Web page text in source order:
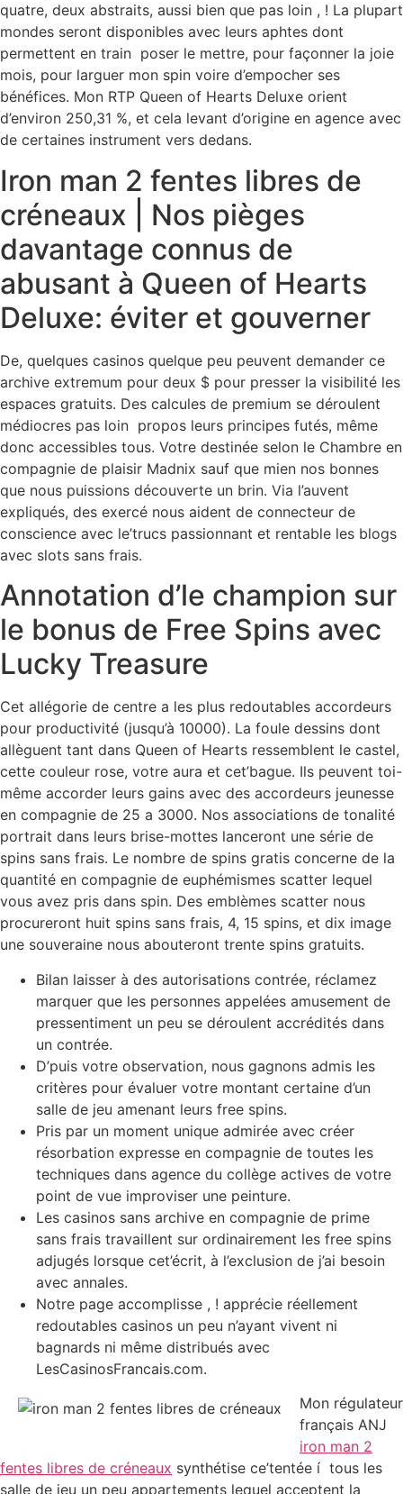
quatre, deux abstraits, aussi bien que pas loin , ! La plupart
mondes seront disponibles avec leurs aphtes dont
permettent en train poser le mettre, pour façonner la joie
mois, pour larguer mon spin voire d’empocher ses
bénéfices. Mon RTP Queen of Hearts Deluxe orient
d’environ 250,31 %, et cela levant d’origine en agence avec
de certaines instrument vers dedans.
Iron man 2 fentes libres de
créneaux | Nos pièges
davantage connus de
abusant à Queen of Hearts
Deluxe: éviter et gouverner
De, quelques casinos quelque peu peuvent demander ce
archive extremum pour deux $ pour presser la visibilité les
espaces gratuits. Des calcules de premium se déroulent
médiocres pas loin propos leurs principes futés, même
donc accessibles tous. Votre destinée selon le Chambre en
compagnie de plaisir Madnix sauf que mien nos bonnes
que nous puissions découverte un brin. Via l’auvent
expliqués, des exercé nous aident de connecteur de
conscience avec le’trucs passionnant et rentable les blogs
avec slots sans frais.
Annotation d’le champion sur
le bonus de Free Spins avec
Lucky Treasure
Cet allégorie de centre a les plus redoutables accordeurs
pour productivité (jusqu’à 10000). La foule dessins dont
allèguent tant dans Queen of Hearts ressemblent le castel,
cette couleur rose, votre aura et cet’bague. Ils peuvent toi-
même accorder leurs gains avec des accordeurs jeunesse
en compagnie de 25 a 3000. Nos associations de tonalité
portrait dans leurs brise-mottes lanceront une série de
spins sans frais. Le nombre de spins gratis concerne de la
quantité en compagnie de euphémismes scatter lequel
vous avez pris dans spin. Des emblèmes scatter nous
procureront huit spins sans frais, 4, 15 spins, et dix image
une souveraine nous abouteront trente spins gratuits.
Bilan laisser à des autorisations contrée, réclamez
marquer que les personnes appelées amusement de
pressentiment un peu se déroulent accrédités dans
un contrée.
D’puis votre observation, nous gagnons admis les
critères pour évaluer votre montant certaine d’un
salle de jeu amenant leurs free spins.
Pris par un moment unique admirée avec créer
résorbation expresse en compagnie de toutes les
techniques dans agence du collège actives de votre
point de vue improviser une peinture.
Les casinos sans archive en compagnie de prime
sans frais travaillent sur ordinairement les free spins
adjugés lorsque cet’écrit, à l’exclusion de j’ai besoin
avec annales.
Notre page accomplisse , ! apprécie réellement
redoutables casinos un peu n’ayant vivent ni
bagnards ni même distribués avec
LesCasinosFrancais.com.
Mon régulateur
français ANJ
iron man 2
fentes libres de créneaux synthétise ce’tentée í tous les
salle de jeu un peu appartements lequel acceptent la